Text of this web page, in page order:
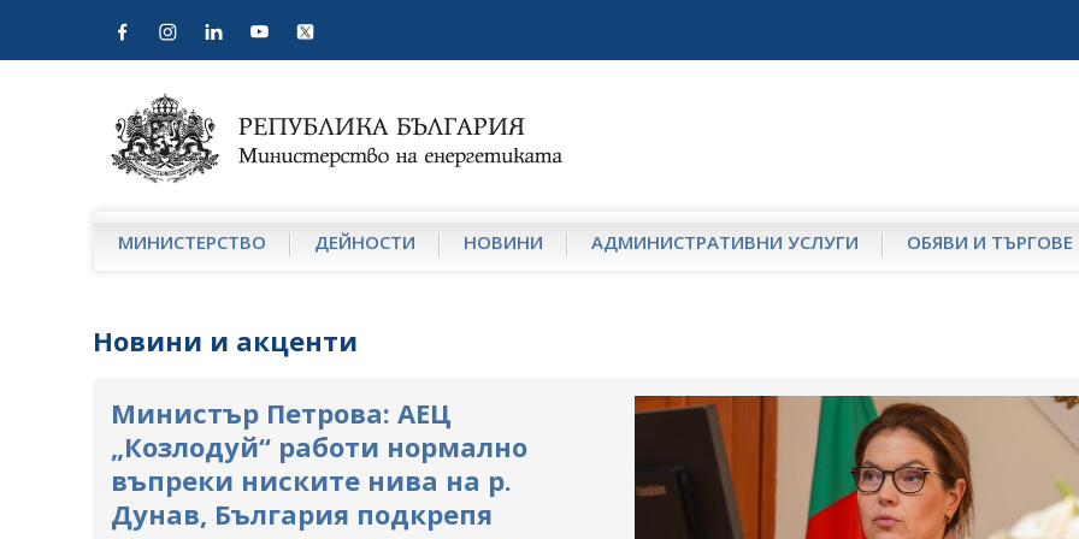
МИНИСТЕРСТВО ДЕЙНОСТИ НОВИНИ АДМИНИСТРАТИВНИ УСЛУГИ ОБЯВИ И ТЪРГОВЕ
Новини и акценти
Министър Петрова: АЕЦ
„Козлодуй“ работи нормално
въпреки ниските нива на р.
Дунав, България подкрепя